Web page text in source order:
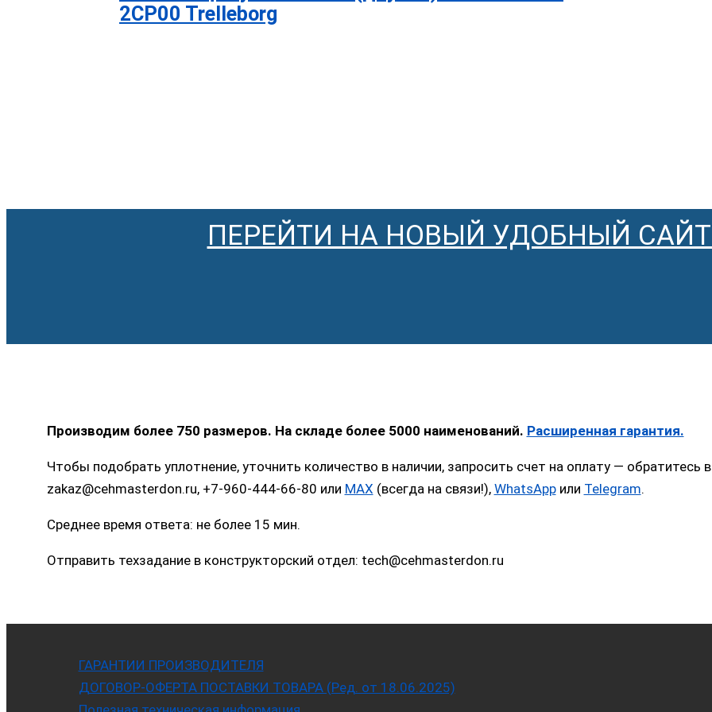
2CP00 Trelleborg
ПЕРЕЙТИ НА НОВЫЙ УДОБНЫЙ
Производим более 750 размеров. На складе более 5000 наименований. Расширенная гарантия.
Чтобы подобрать уплотнение, уточнить количество в наличии, запросить счет на оплату —
zakaz@cehmasterdon.ru, +7-960-444-66-80 или MAX (всегда на связи!), WhatsAppили Telegram.
Среднее время ответа: не более 15 мин.
Отправить техзадание в конструкторский отдел: tech@cehmasterdon.ru
ГАРАНТИИ ПРОИЗВОДИТЕЛЯ
ДОГОВОР-ОФЕРТА ПОСТАВКИ ТОВАРА (Ред. от 18.06.2025)